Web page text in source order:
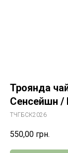
Троянда
Сенсейшн /
ТЧГБСК2026
550,00 грн.